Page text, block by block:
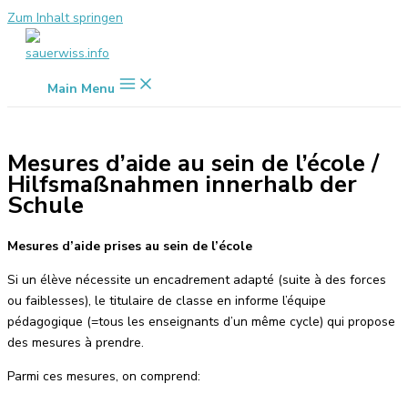
Zum Inhalt springen
Main Menu
Mesures d’aide au sein de l’école /
Hilfsmaßnahmen innerhalb der
Schule
Mesures d’aide prises au sein de l’école
Si un élève nécessite un encadrement adapté (suite à des forces
ou faiblesses), le titulaire de classe en informe l’équipe
pédagogique (=tous les enseignants d’un même cycle) qui propose
des mesures à prendre.
Parmi ces mesures, on comprend: